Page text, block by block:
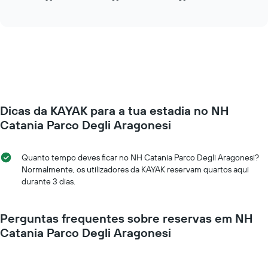
um
quarto
numa
data
da
gráfico
apresenta
antes
da
Dicas da KAYAK para a tua estadia no NH
Catania Parco Degli Aragonesi
Quanto tempo deves ficar no NH Catania Parco Degli Aragonesi?
Normalmente, os utilizadores da KAYAK reservam quartos aqui
durante 3 dias.
Perguntas frequentes sobre reservas em NH
Catania Parco Degli Aragonesi